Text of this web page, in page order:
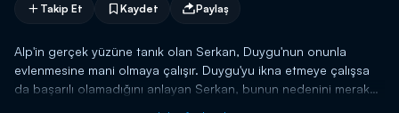
Takip Et Kaydet Paylaş
Alp'in gerçek yüzüne tanık olan Serkan, Duygu'nun onunla
evlenmesine mani olmaya çalışır. Duygu'yu ikna etmeye çalışsa
da başarılı olamadığını anlayan Serkan, bunun nedenini merak